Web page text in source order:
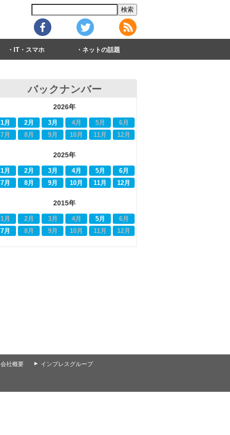
IT・スマホ ネットの話題
バックナンバー
2026年
1月 2月 3月 4月 5月
6月
7月
8月 9月 10月 11月 12月
2025年
1月 2月 3月 4月 5月
6月
7月
8月 9月 10月 11月 12月
2015年
1月 2月 3月 4月 5月
6月
7月
8月 9月 10月 11月 12月
会社概要 ▲ インプレスグループ